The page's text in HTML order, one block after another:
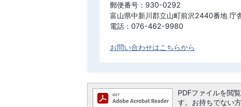
郵便番号：930-0292
富山県中新川郡立山町前沢2440番地 庁
電話：076-462-9980
お問い合わせはこちらから
PDFファイルを閲
す。お持ちでない